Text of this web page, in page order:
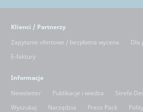
Klienci / Partnerzy
Zapytanie ofertowe / bezpłatna wycena
Dla
E-faktury
Informacje
Newsletter
Publikacje i wiedza Strefa
Wyszukaj
Narzędzia Press Pack